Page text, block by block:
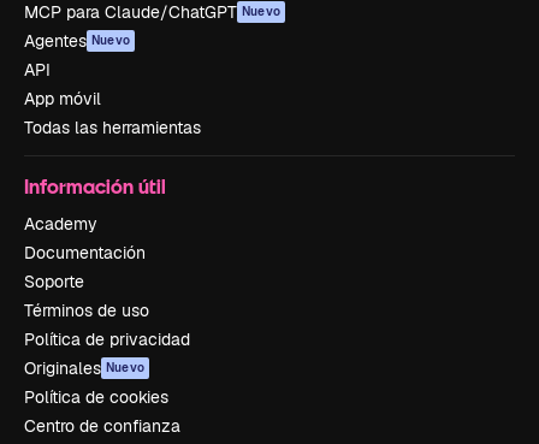
MCP para Claude/ChatGPT Nuevo
Agentes Nuevo
API
App móvil
Todas las herramientas
Información útil
Academy
Documentación
Soporte
Términos de uso
Política de privacidad
Originales Nuevo
Política de cookies
Centro de confianza